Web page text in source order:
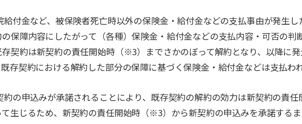
付金など、被保険者死亡時以外の保険金・給付金などの支払事由が発生し
保障内容にしたがって（各種）保険金・給付金などの支払内容・可否の判
契約は新契約の責任開始時（※3）までさかのぼって解約となり、以降に
存契約における解約した部分の保障に基づく保険金・給付金などは支払わ
の申込みが承諾されることにより、既存契約の解約の効力は新契約の責
て生じるため、新契約の責任開始時（※3）から新契約の申込みを承諾する